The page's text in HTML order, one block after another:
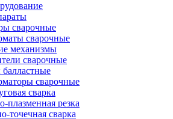
сварочные
сварочные
механизмы
сварочные
балластные
сварочные
сварка
плазменная резка
точечная сварка